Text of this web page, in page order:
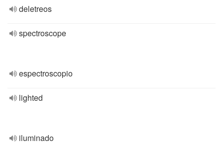
deletreos
spectroscope
espectroscopio
lighted
iluminado